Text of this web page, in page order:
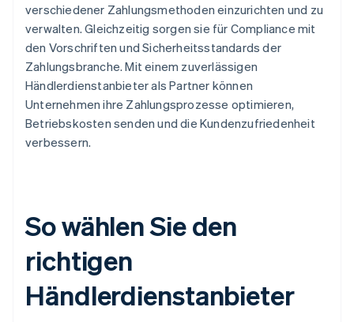
verschiedener Zahlungsmethoden einzurichten und zu
verwalten. Gleichzeitig sorgen sie für Compliance mit
den Vorschriften und Sicherheitsstandards der
Zahlungsbranche. Mit einem zuverlässigen
Händlerdienstanbieter als Partner können
Unternehmen ihre Zahlungsprozesse optimieren,
Betriebskosten senden und die Kundenzufriedenheit
verbessern.
So wählen Sie den
richtigen
Händlerdienstanbieter